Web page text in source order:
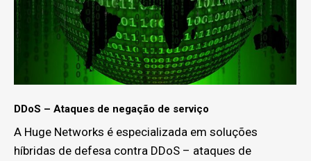
DDoS – Ataques de negação de serviço
A Huge Networks é especializada em soluções
híbridas de defesa contra DDoS – ataques de